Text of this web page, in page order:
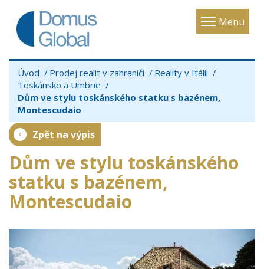
Menu
Toggle
Úvod Prodej realit v zahraničí
Reality v Itálii
Toskánsko a Umbrie
Dům ve stylu toskánského statku s bazénem,
Montescudaio
Zpět na výpis
Dům ve stylu toskánského
statku s bazénem,
Montescudaio